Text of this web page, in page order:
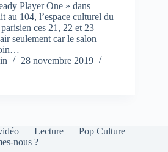
Player One » dans
au 104, l’espace culturel du
ces 21, 22 et 23
seulement car le salon
28 novembre 2019
Lecture
Pop Culture
nous ?